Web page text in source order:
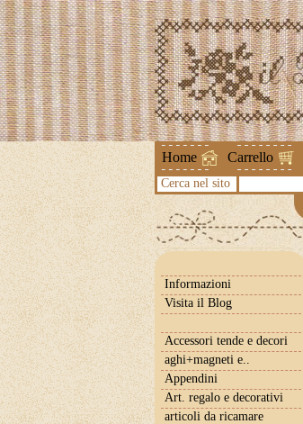
Home Carrello
Cerca nel sito
Informazioni
Visita il Blog
Accessori tende e decori
aghi+magneti e..
Appendini
Art. regalo e decorativi
articoli da ricamare